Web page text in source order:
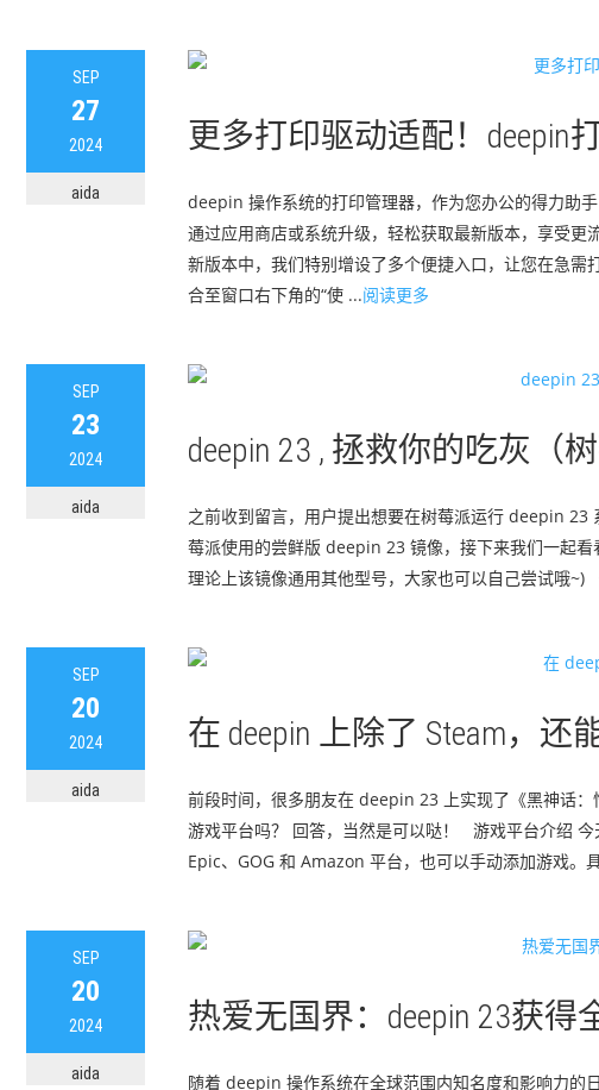
SEP
27
2024
aida
更多打印驱动适配！deepin
deepin 操作系统的打印管理器，作为您办公的得力助
通过应用商店或系统升级，轻松获取最新版本，享受
新版本中，我们特别增设了多个便捷入口，让您在急
合至窗口右下角的“使 ...阅读更多
SEP
23
2024
aida
deepin 23 , 拯救你的吃灰（
之前收到留言，用户提出想要在树莓派运行 deepin
莓派使用的尝鲜版 deepin 23 镜像，接下来我们一起
理论上该镜像通用其他型号，大家也可以自己尝试哦~)
SEP
20
2024
aida
在 deepin 上除了 Steam，还
前段时间，很多朋友在 deepin 23 上实现了《黑神话
游戏平台吗？ 回答，当然是可以哒！ 游戏平台介绍
Epic、GOG 和 Amazon 平台，也可以手动添加游戏。
SEP
20
2024
aida
热爱无国界：deepin 23获
随着 deepin 操作系统在全球范围内知名度和影响力的